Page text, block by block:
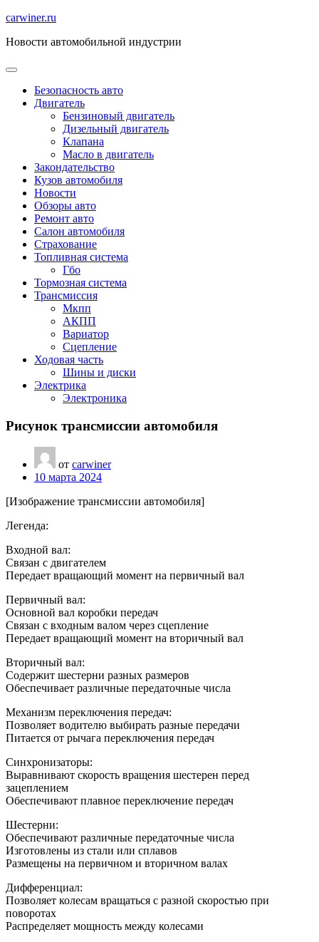
Перейти
содержимому
carwiner.ru
Новости автомобильной индустрии
Безопасность авто
Двигатель
Бензиновый двигатель
Дизельный двигатель
Клапана
Масло в двигатель
Закондательство
Кузов автомобиля
Новости
Обзоры авто
Ремонт авто
Салон автомобиля
Страхование
Топливная система
Гбо
Тормозная система
Трансмиссия
Мкпп
АКПП
Вариатор
Сцепление
Ходовая часть
Шины и диски
Электрика
Электроника
Рисунок трансмиссии автомобиля
от carwiner
10 марта 2024
[Изображение трансмиссии автомобиля]
Легенда:
Входной вал:
Связан с двигателем
Передает вращающий момент на первичный вал
Первичный вал:
Основной вал коробки передач
Связан с входным валом через сцепление
Передает вращающий момент на вторичный вал
Вторичный вал:
Содержит шестерни разных размеров
Обеспечивает различные передаточные числа
Механизм переключения передач:
Позволяет водителю выбирать разные передачи
Питается от рычага переключения передач
Синхронизаторы:
Выравнивают скорость вращения шестерен перед
зацеплением
Обеспечивают плавное переключение передач
Шестерни:
Обеспечивают различные передаточные числа
Изготовлены из стали или сплавов
Размещены на первичном и вторичном валах
Дифференциал:
Позволяет колесам вращаться с разной скоростью при
поворотах
Распределяет мощность между колесами